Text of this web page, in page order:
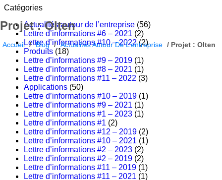
Projet : Olten
Accueil / Blog / Actualités Autour De L’entreprise / Projet : Olten
l’expertise,
la
précision
un
objectif
commun
vente
ne
repose
sur
la
théorie,
sur
ce
qui
passe
sur
le
terrain
1570-
1:2024
devient
pour
le
marquage
–
Ce
que
vous
devez
savoir
Catégories
Actualités autour de l’entreprise (56)
Lettre d’informations #6 – 2021 (2)
Lettre d’informations #10 – 2022(2)
Produits (18)
Lettre d’informations #9 – 2019 (1)
Lettre d’informations #8 – 2021 (1)
Lettre d’informations #11 – 2022 (3)
Applications (50)
Lettre d’informations #10 – 2019 (1)
Lettre d’informations #9 – 2021 (1)
Lettre d’informations #1 – 2023 (1)
Lettre d’informations #1 (2)
Lettre d’informations #12 – 2019 (2)
Lettre d’informations #10 – 2021 (1)
Lettre d’informations #2 – 2023 (2)
Lettre d’informations #2 – 2019 (2)
Lettre d’informations #11 – 2019 (1)
Lettre d’informations #11 – 2021 (1)